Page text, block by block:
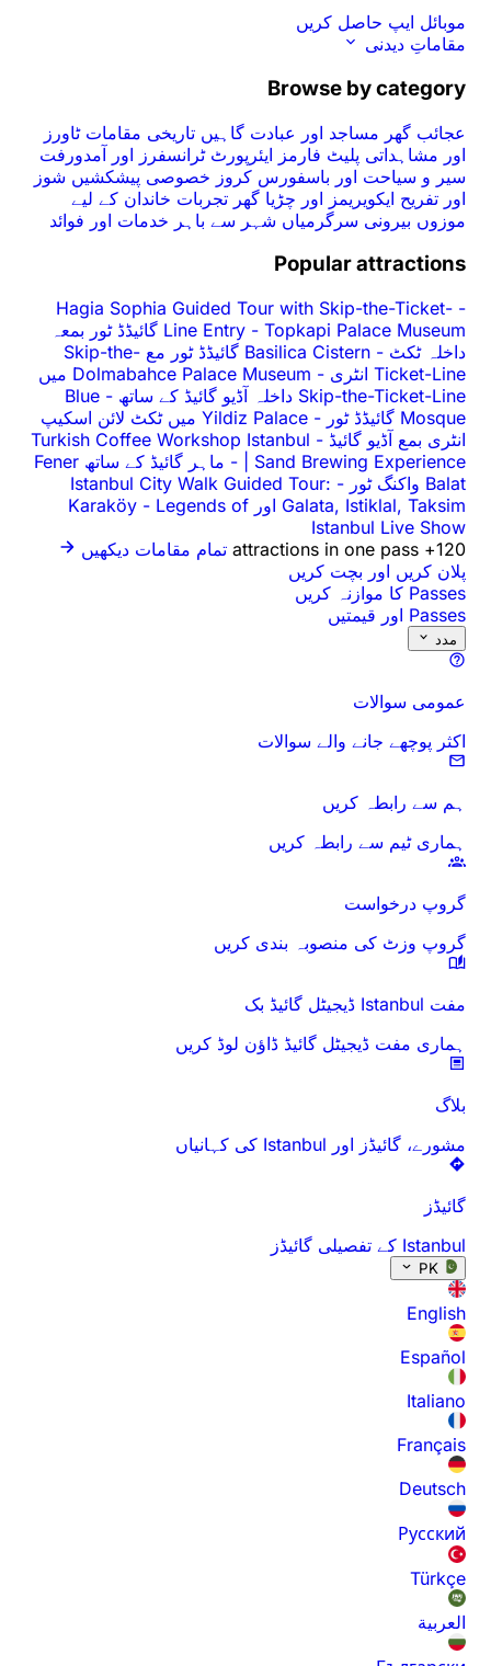
گاہیں تاریخی مقاماتٹاورز
ایئرپورٹ ٹرانسفرز اور آمدورفت
کروزخصوصی پیشکشیں شوز
چڑیا گھر تجرباتخاندان کے لیے
شہر سے باہر خدمات اور فوائد
Hagia Sophia Guided Tour
Line Entry-
Topkapi Palace Museum گائیڈڈ ٹور بمعہ
Basilica Cistern گائیڈڈ ٹور مع Skip-the-
Dolmabahce Palace Museum میں
-
Blue
Yildiz Palace میں ٹکٹ لائن اسکیپ
Turkish Coffee Workshop
|
-
ماہر گائیڈ کے ساتھ Fener
Istanbul City Walk Guided
- Legends of
تمام مقامات دیکھیں
کریں
ڈاؤن لوڈ کریں